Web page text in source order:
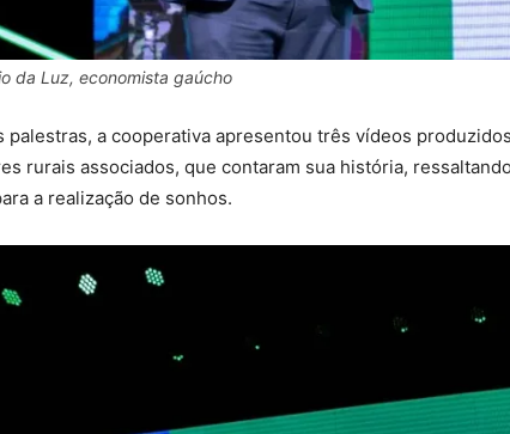
da Luz, economista gaúcho
palestras, a cooperativa apresentou três vídeos
rurais associados, que contaram sua história,
a realização de sonhos.